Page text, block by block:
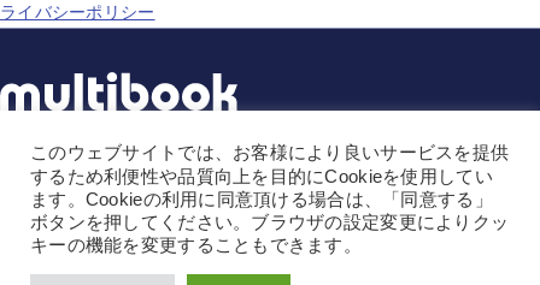
ライバシーポリシー
株式会社マルチブック
〒141-0031
東京都品川区西五反田1-1-8
NMF五反田駅前ビル5階
TEL.03-6450-2090
このウェブサイトでは、お客様により良いサービスを提供
するため利便性や品質向上を目的にCookieを使用してい
ます。Cookieの利用に同意頂ける場合は、「同意する」
ボタンを押してください。ブラウザの設定変更によりクッ
キーの機能を変更することもできます。